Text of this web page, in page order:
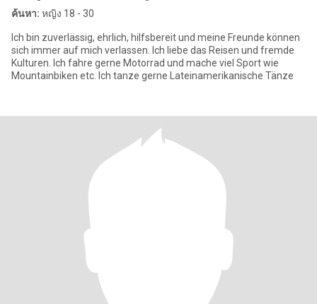
ค้นหา: หญิง 18 - 30
Ich bin zuverlässig, ehrlich, hilfsbereit und meine Freunde können
sich immer auf mich verlassen. Ich liebe das Reisen und fremde
Kulturen. Ich fahre gerne Motorrad und mache viel Sport wie
Mountainbiken etc. Ich tanze gerne Lateinamerikanische Tänze